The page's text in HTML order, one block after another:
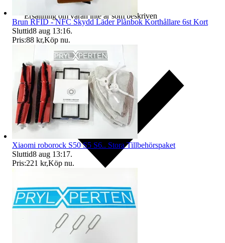
Ersättning om varan inte är som beskriven
Ersättning om du inte får din vara
Brun RFID - NFC Skydd Läder Plånbok Korthållare 6st Kort
Sluttid8 aug 13:16.
Pris:88 kr,Köp nu.
Xiaomi roborock S50 S5 S6.. Stora Tillbehörspaket
Sluttid8 aug 13:17.
Pris:221 kr,Köp nu.